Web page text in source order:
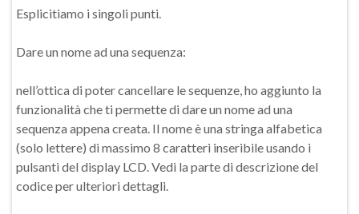
Esplicitiamo i singoli punti.
Dare un nome ad una sequenza:
nell’ottica di poter cancellare le sequenze, ho aggiunto la
funzionalità che ti permette di dare un nome ad una
sequenza appena creata. Il nome è una stringa alfabetica
(solo lettere) di massimo 8 caratteri inseribile usando i
pulsanti del display LCD. Vedi la parte di descrizione del
codice per ulteriori dettagli.